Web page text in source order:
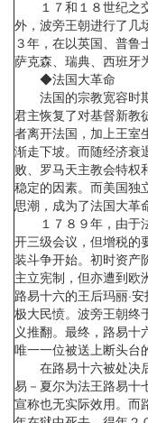
１７和１８世纪之交
外，波旁王朝进行了几
３年，在以英国、普鲁
萨克森、瑞典、西班牙
◆法国大革命
法国的宗教宽容时
君主恢复了对基督新教
者离开法国，加上王室
渐走下坡。而随经济衰
败、罗马天主教会特权
稳定的因素。而美国独
思潮，成为了法国大革
１７８９年，由于
开三级会议，但增税的
装斗争开始。初时资产
主立宪制，但亦遭到欧
路易十六的王后玛丽·
极大民愤。波旁王朝终
义推翻。最终，路易
唯一一位被送上断头台
在路易十六被处决后
易－夏尔为法王路易十
宣称也无实际效用。而